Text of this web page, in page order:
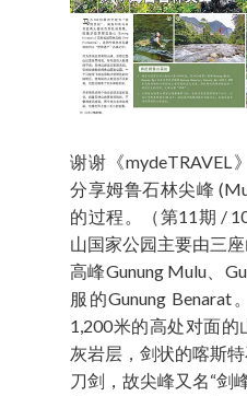
谢谢《mydeTRAVEL
分享姆鲁石林尖峰
的过程。（第11期 /
山国家公园主要由三
高峰Gunung Mulu、
服的Gunung Benarat
1,200米的高处对面
灰岩层，剑状的喀斯
刀剑，故尖峰又名“剑